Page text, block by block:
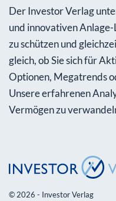
Der Investor Verlag
und innovativen
zu schützen und
gleich, ob Sie sich für
Optionen, Megatrends
Unsere erfahrenen
Vermögen zu
© 2026 - Investor Verlag